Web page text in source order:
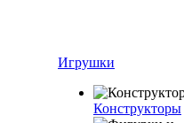
Игрушки
Конструкторы